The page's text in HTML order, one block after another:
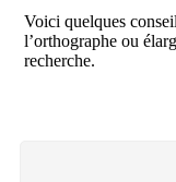
Voici quelques
l’orthographe ou
recherche.